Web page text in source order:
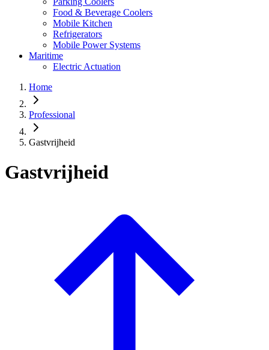
Food & Beverage Coolers
Mobile Kitchen
Refrigerators
Mobile Power Systems
Maritime
Electric Actuation
Home
Professional
Gastvrijheid
Gastvrijheid